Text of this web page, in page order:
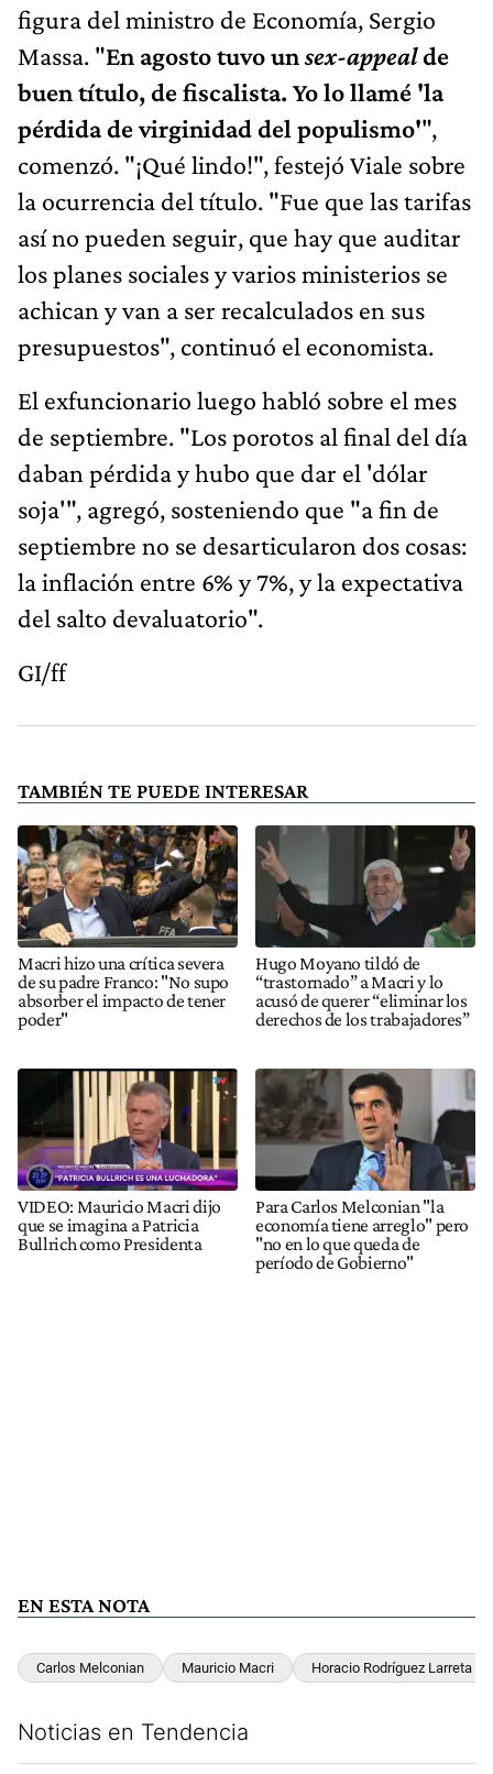
figura del ministro de Economía, Sergio
Massa. "En agosto tuvo unsex-appealde
buen título, de fiscalista. Yo lo llamé 'la
pérdida de virginidad del populismo'",
comenzó. "¡Qué lindo!", festejó Viale sobre
la ocurrencia del título. "Fue que las tarifas
así no pueden seguir, que hay que auditar
los planes sociales y varios ministerios se
achican y van a ser recalculados en sus
presupuestos", continuó el economista.
El exfuncionario luego habló sobre el mes
de septiembre. "Los porotos al final del día
daban pérdida y hubo que dar el 'dólar
soja'", agregó, sosteniendo que "a fin de
septiembre no se desarticularon dos cosas:
la inflación entre 6% y 7%, y la expectativa
del salto devaluatorio".
GI/ff
TAMBIÉN TE PUEDE INTERESAR
Macri hizo una crítica severa
de su padre Franco: "No supo
absorber el impacto de tener
poder"
Hugo Moyano tildó de
“trastornado” a Macri y lo
acusó de querer “eliminar los
derechos de los trabajadores”
VIDEO: Mauricio Macri dijo
que se imagina a Patricia
Bullrich como Presidenta
Para Carlos Melconian "la
economía tiene arreglo" pero
"no en lo que queda de
período de Gobierno"
EN ESTA NOTA
Carlos Melconian Mauricio Macri Horacio Rodríguez Larreta
Noticias en Tendencia